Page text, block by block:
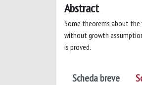
Abstract
Some theorems about the
without growth
is proved.
Scheda breve